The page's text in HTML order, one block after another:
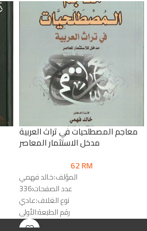
معاجم المصطلحيات في تراث العربية
مدخل الاستثمار المعاصر
62RM
المؤلف:خالد فهمي
عدد الصفحات:336
نوع الغلاف:عادي
رقم الطبعة:الأولى
الناشر:دار النشر للجامعات & دار الوفاء